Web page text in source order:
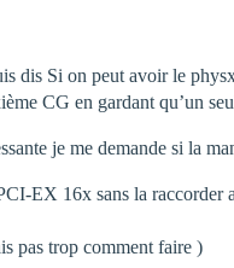
dis Si on peut avoir le
CG en gardant qu’un
je me demande si la
EX 16x sans la raccorder
pas trop comment faire )